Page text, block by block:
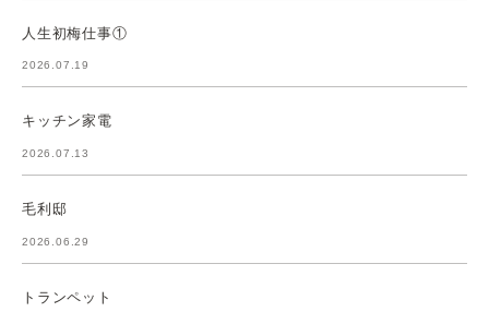
人生初梅仕事①
2026.07.19
キッチン家電
2026.07.13
毛利邸
2026.06.29
トランペット